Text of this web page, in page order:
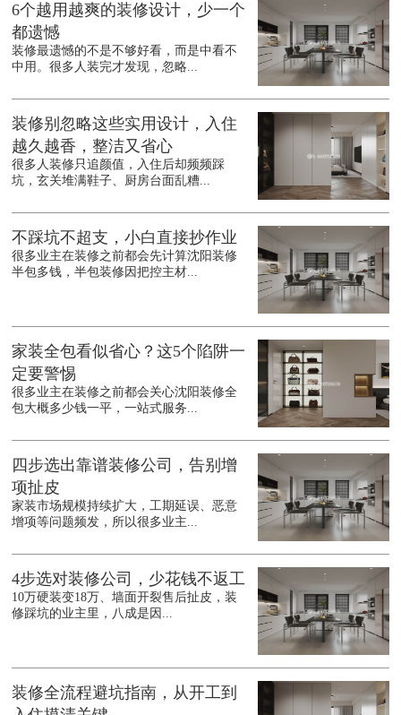
6个越用越爽的装修设计，少一个
都遗憾
装修最遗憾的不是不够好看，而是中看不
中用。很多人装完才发现，忽略...
装修别忽略这些实用设计，入住
越久越香，整洁又省心
很多人装修只追颜值，入住后却频频踩
坑，玄关堆满鞋子、厨房台面乱糟...
不踩坑不超支，小白直接抄作业
很多业主在装修之前都会先计算沈阳装修
半包多钱，半包装修因把控主材...
家装全包看似省心？这5个陷阱一
定要警惕
很多业主在装修之前都会关心沈阳装修全
包大概多少钱一平，一站式服务...
四步选出靠谱装修公司，告别增
项扯皮
家装市场规模持续扩大，工期延误、恶意
增项等问题频发，所以很多业主...
4步选对装修公司，少花钱不返工
10万硬装变18万、墙面开裂售后扯皮，装
修踩坑的业主里，八成是因...
装修全流程避坑指南，从开工到